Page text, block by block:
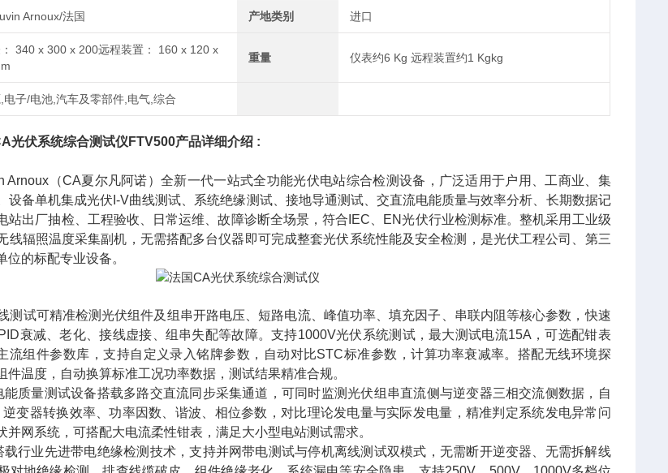
Arnoux/法国 产地类别 进口
340 x 300 x 200远程装置： 160 x 120 x
重量 仪表约6 Kg 远程装置约1 Kgkg
电子/电池,汽车及零部件,电气,综合
光伏系统综合测试仪 FTV500产品详细介绍 :
Arnoux（CA夏尔凡阿诺）全新一代一站式全功能光伏电站综合检测设备，广泛适用于户用、工商业、集
设备单机集成光伏I-V曲线测试、系统绝缘测试、接地导通测试、交直流电能质量与效率分析、长期数据记
站出厂抽检、工程验收、日常运维、故障诊断全场景，符合IEC、EN光伏行业检测标准。整机采用工业级
线辐照温度采集副机，无需搭配多台仪器即可完成整套光伏系统性能及安全检测，是光伏工程公司、第三
的标配专业设备。
测试可精准检测光伏组件及组串开路电压、短路电流、峰值功率、填充因子、串联内阻等核心参数，快速
衰减、老化、接线虚接、组串失配等故障。支持1000V光伏系统测试，最大测试电流15A，可选配钳表
流组件参数库，支持自定义录入铭牌参数，自动对比STC标准参数，计算功率衰减率。搭配无线环境探
件温度，自动换算标准工况功率数据，测试结果精准合规。
质量测试设备搭载多路交直流同步采集通道，可同时监测光伏组串直流侧与逆变器三相交流侧数据，自
变器转换效率、功率因数、谐波、相位参数，对比理论发电量与实际发电量，精准判定系统发电异常问
并网系统，可搭配大电流柔性钳表，满足大小型电站测试需求。
行业先进带电绝缘检测技术，支持并网带电测试与停机离线测试双模式，无需断开逆变器、无需拆解线